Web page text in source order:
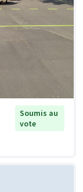
Soumis au
vote